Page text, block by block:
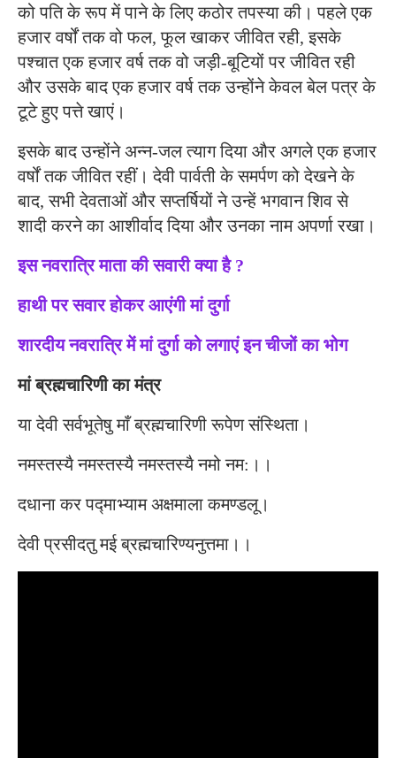
को पति के रूप में पाने के लिए कठोर तपस्या की। पहले एक
हजार वर्षों तक वो फल, फूल खाकर जीवित रही, इसके
पश्चात एक हजार वर्ष तक वो जड़ी-बूटियों पर जीवित रही
और उसके बाद एक हजार वर्ष तक उन्होंने केवल बेल पत्र के
टूटे हुए पत्ते खाएं।
इसके बाद उन्होंने अन्न-जल त्याग दिया और अगले एक हजार
वर्षों तक जीवित रहीं। देवी पार्वती के समर्पण को देखने के
बाद, सभी देवताओं और सप्तर्षियों ने उन्हें भगवान शिव से
शादी करने का आशीर्वाद दिया और उनका नाम अपर्णा रखा।
इस नवरात्रि माता की सवारी क्या है ?
हाथी पर सवार होकर आएंगी मां दुर्गा
शारदीय नवरात्रि में मां दुर्गा को लगाएं इन चीजों का भोग
मां ब्रह्मचारिणी का मंत्र
या देवी सर्वभूतेषु माँ ब्रह्मचारिणी रूपेण संस्थिता।
नमस्तस्यै नमस्तस्यै नमस्तस्यै नमो नम:।।
दधाना कर पद्माभ्याम अक्षमाला कमण्डलू।
देवी प्रसीदतु मई ब्रह्मचारिण्यनुत्तमा।।